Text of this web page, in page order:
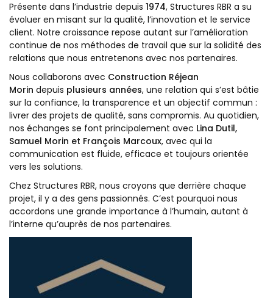
Présente dans l’industrie depuis 1974, Structures RBR a su
évoluer en misant sur la qualité, l’innovation et le service
client. Notre croissance repose autant sur l’amélioration
continue de nos méthodes de travail que sur la solidité des
relations que nous entretenons avec nos partenaires.
Nous collaborons avec Construction Réjean
Morin depuis plusieurs années, une relation qui s’est bâtie
sur la confiance, la transparence et un objectif commun :
livrer des projets de qualité, sans compromis. Au quotidien,
nos échanges se font principalement avec Lina Dutil,
Samuel Morin et François Marcoux, avec qui la
communication est fluide, efficace et toujours orientée
vers les solutions.
Chez Structures RBR, nous croyons que derrière chaque
projet, il y a des gens passionnés. C’est pourquoi nous
accordons une grande importance à l’humain, autant à
l’interne qu’auprès de nos partenaires.